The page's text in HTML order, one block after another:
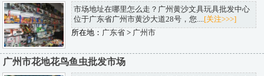
市场地址在哪里怎么走？广州黄沙文具玩具批发中心
位于广东省广州市黄沙大道28号，您.... [关注>>>]
所在地： 广东省> 广州市
广州市花地花鸟鱼虫批发市场